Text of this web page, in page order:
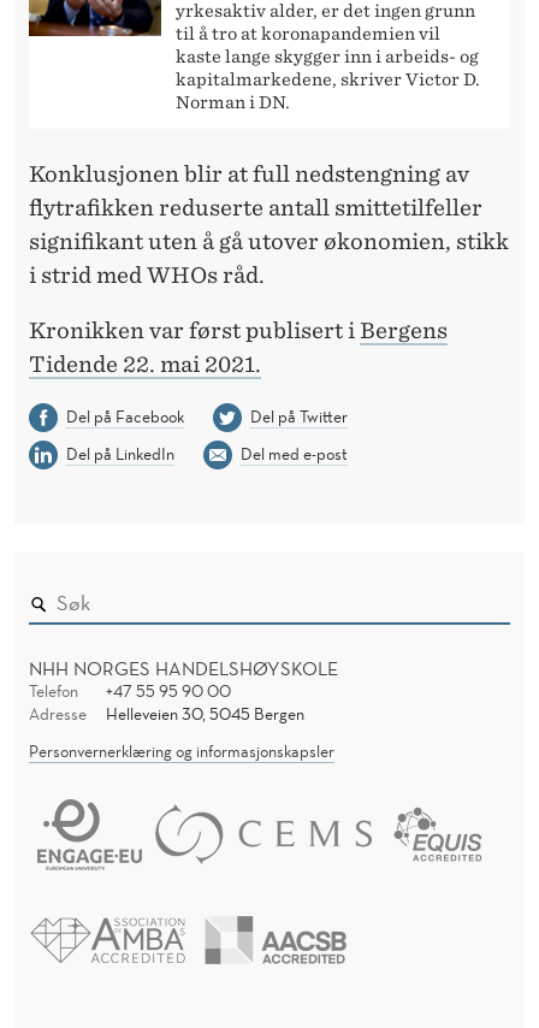
yrkesaktiv alder, er det ingen grunn
til å tro at koronapandemien vil
kaste lange skygger inn i arbeids- og
kapitalmarkedene, skriver Victor D.
Norman i DN.
Konklusjonen blir at full nedstengning av
flytrafikken reduserte antall smittetilfeller
signifikant uten å gå utover økonomien, stikk
i strid med WHOs råd.
Kronikken var først publisert iBergens
Tidende 22. mai 2021.
Del på Facebook
Del på Twitter
Del på LinkedIn
Del med e-post
NHH NORGES HANDELSHØYSKOLE
Telefon
+47 55 95 90 00
Adresse
Helleveien 30, 5045 Bergen
Personvernerklæring og informasjonskapsler